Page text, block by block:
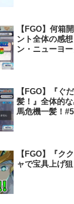
【FGO】何箱
ント全体の感
ン・ニューヨー
【FGO】『ぐ
髪！』全体的
馬危機一髪！#5
【FGO】『ク
ャで宝具上げ